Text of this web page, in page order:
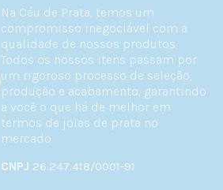
Na Céu de Prata, temos um
compromisso inegociável com a
qualidade de nossos produtos.
Todos os nossos itens passam por
um rigoroso processo de seleção,
produção e acabamento, garantindo
a você o que há de melhor em
termos de joias de prata no
mercado.
CNPJ 26.247.418/0001-91